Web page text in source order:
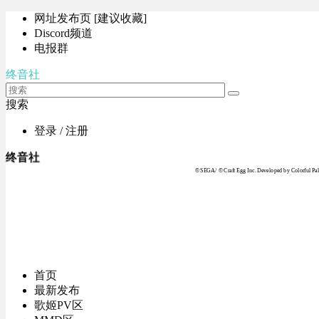
网址发布页 [建议收藏]
Discord频道
电报群
终音社
搜索
登录 / 注册
终音社
© SEGA / © Craft Egg Inc. Developed by Colorful
首页
最新发布
歌姬PV区